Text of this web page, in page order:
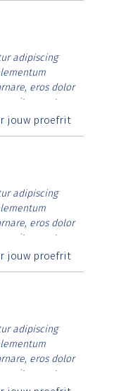
adipiscing
eros dolor
vitae erat.
rutrum lorem
jouw proefrit
adipiscing
eros dolor
vitae erat.
rutrum lorem
jouw proefrit
adipiscing
eros dolor
vitae erat.
rutrum lorem